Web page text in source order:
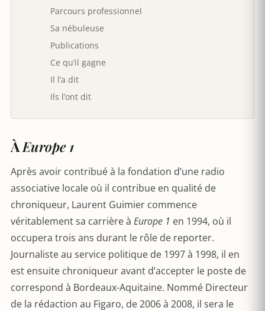
Parcours professionnel
Sa nébuleuse
Publications
Ce qu’il gagne
Il l’a dit
Ils l’ont dit
ÀEurope 1
Après avoir contribué à la fondation d’une radio
associative locale où il contribue en qualité de
chroniqueur, Laurent Guimier commence
véritablement sa carrière à Europe 1 en 1994, où il
occupera trois ans durant le rôle de reporter.
Journaliste au service politique de 1997 à 1998, il en
est ensuite chroniqueur avant d’accepter le poste de
correspond à Bordeaux-Aquitaine. Nommé Directeur
de la rédaction au Figaro, de 2006 à 2008, il sera le